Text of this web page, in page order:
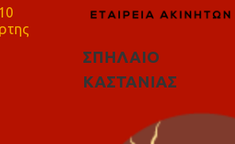
ΣΠΗΛΑΙΟ
ΚΑΣΤΑΝΙΑΣ